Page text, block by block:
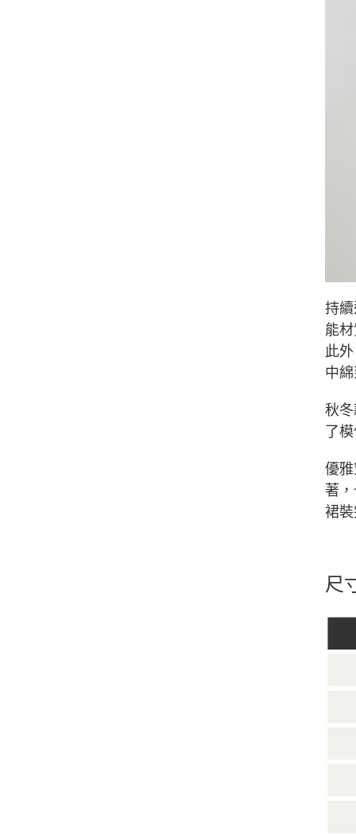
持
能
此
中
秋
了
優
著
裙
尺